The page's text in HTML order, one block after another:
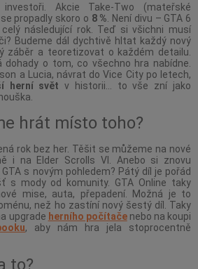
Akcie Take-Two (mateřské
propadly skoro o 8 % . Není divu – GTA 6
následující rok. Teď si všichni musí
Budeme dál dychtivě hltat každý nový
záběr a teoretizovat o každém detailu.
o tom, co všechno hra nabídne.
a Lucia, návrat do Vice City po letech,
herní svět v historii... to vše zní jako
hrát místo toho?
rok bez her. Těšit se můžeme na nové
i na Elder Scrolls VI. Anebo si znovu
s novým pohledem? Pátý díl je pořád
s mody od komunity. GTA Online taky
mise, auta, přepadení. Možná je to
než ho zastíní nový šestý díl. Taky
upgrade herního počítačenebo na koupi
, aby nám hra jela stoprocentně
to?